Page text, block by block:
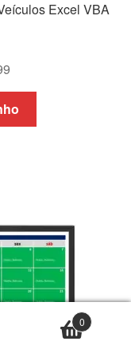
Excel VBA
preço
atual
é:
0